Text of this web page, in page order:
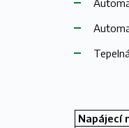
Napájecí